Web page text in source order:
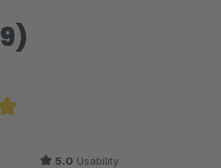
5 out of 5 stars
5.0 Usability